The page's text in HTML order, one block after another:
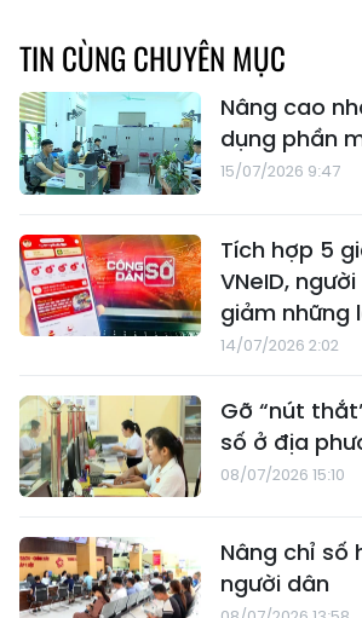
TIN CÙNG CHUYÊN MỤC
Nâng cao
dụng phần
15/07/2026 9:47
Tích hợp 5
VNeID,
giảm những
14/07/2026 2:02
Gỡ “nút
số ở địa
08/07/2026 15:10
Nâng chỉ số
người dân